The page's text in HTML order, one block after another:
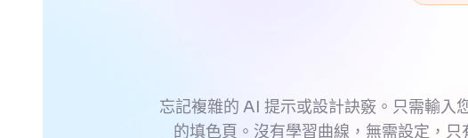
忘記複雜的 AI 提示或設計訣竅。只需輸
的填色頁。沒有學習曲線，無需設定，